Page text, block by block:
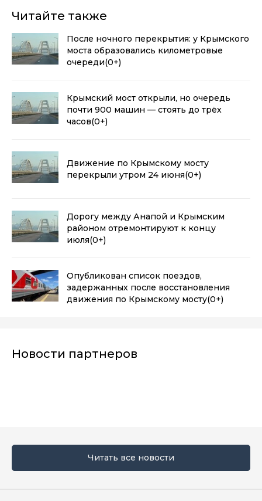
Читайте также
После ночного перекрытия: у Крымского
моста образовались километровые
очереди(0+)
Крымский мост открыли, но очередь
почти 900 машин — стоять до трёх
часов(0+)
Движение по Крымскому мосту
перекрыли утром 24 июня(0+)
Дорогу между Анапой и Крымским
районом отремонтируют к концу
июля(0+)
Опубликован список поездов,
задержанных после восстановления
движения по Крымскому мосту(0+)
Новости партнеров
Читать все новости